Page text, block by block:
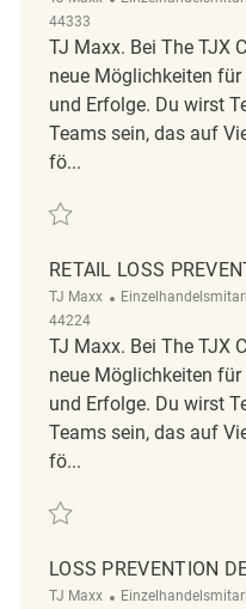
44333
TJ Maxx. Bei The TJX
neue Möglichkeiten
und Erfolge. Du wirst
Teams sein, das auf
fö...
Retten Retail Loss
RETAIL LOSS
TJ Maxx Kategorie
44224
TJ Maxx. Bei The TJX
neue Möglichkeiten
und Erfolge. Du wirst
Teams sein, das auf
fö...
Retten Retail Loss
LOSS PREVENTION
TJ Maxx Kategorie